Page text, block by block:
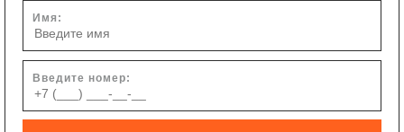
Имя:
Введите номер: